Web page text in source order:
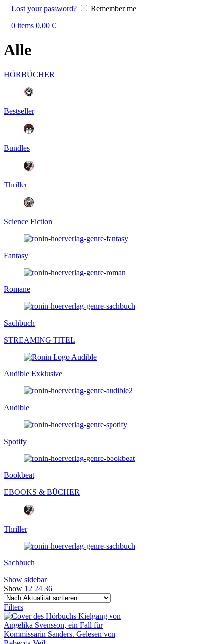
Lost your password?
Remember me
0 items 0,00 €
Alle
HÖRBÜCHER
Bestseller
Bundles
Thriller
Science Fiction
Fantasy
Romane
Sachbuch
STREAMING TITEL
Audible Exklusive
Audible
Spotify
Bookbeat
EBOOKS & BÜCHER
Thriller
Sachbuch
Show sidebar
Show 12 24 36
Filters